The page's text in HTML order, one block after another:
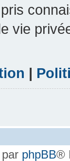
vie
|
phpBB®